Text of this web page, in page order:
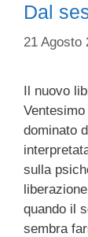
Dal
21 Agosto
Il nuovo
dominato
sulla
quando il
sembra